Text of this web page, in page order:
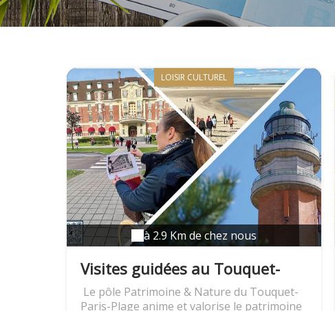
LOISIR CULTUREL
à 2.9 Km de chez nous
Visites guidées au Touquet-
Paris-Plage
Le pôle Patrimoine & Nature du Touquet-
Paris-Plage anime et valorise le patrimoine